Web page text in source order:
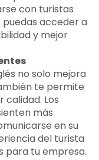
con turistas
puedas acceder a
y mejor
no solo mejora
te permite
Los
más
en su
del turista
para tu empresa.